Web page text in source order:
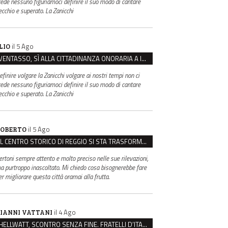
e superato. La Zanicchi
il 5 Ago
VENTASSO, SÌ ALLA CITTADINANZA ONORARIA A IVA ZANICCHI. MA BARGIACCHI: “È DI PESSIMO GUSTO”
volgare la Zanicchi volgare ai nostri tempi non ci
nessuno figuriamoci definire il suo modo di cantare
e superato. La Zanicchi
il 5 Ago
IL CENTRO STORICO DI REGGIO SI STA TRASFORMANDO, E NON IN MEGLIO
sempre attento e molto preciso nelle sue rilevazioni,
purtroppo inascoltato. Mi chiedo cosa bisognerebbe fare
migliorare questa città oramai alla frutta.
VATTANI il 4 Ago
HELLWATT, SCONTRO SENZA FINE. FRATELLI D’ITALIA: “MILANI PORTA DOCUMENTI, DE FRANCO INSULTI”